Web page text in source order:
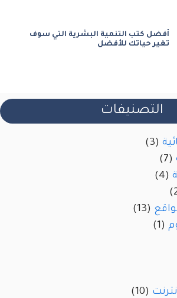
أفضل كتب التنمية البشرية التي سوف
تغير حياتك للأفضل
التصنيفات
(3)
(7)
(4)
(13)
(1)
(10)